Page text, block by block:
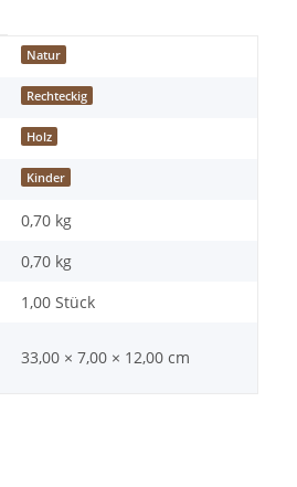
Natur
Rechteckig
Holz
Kinder
0,70 kg
0,70 kg
1,00 Stück
33,00 × 7,00 × 12,00 cm